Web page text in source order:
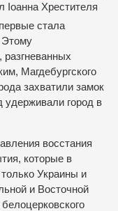
Іоанна Хрестителя
стала
Этому
разгневанных
Магдебургского
захватили замок
удерживали город в
восстания
которые в
Украины и
и Восточной